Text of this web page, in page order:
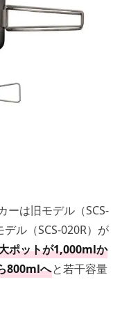
ーは旧モデル（SCS-
ル（SCS-020R）が
ポットが1,000mlか
800mlへと若干容量